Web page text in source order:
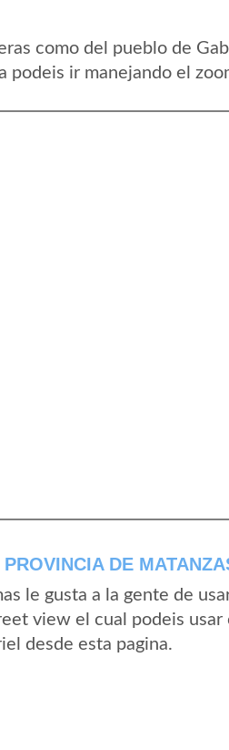
como del pueblo de
podeis ir manejando el
DE
le gusta a la gente de
view el cual podeis usar
desde esta pagina.